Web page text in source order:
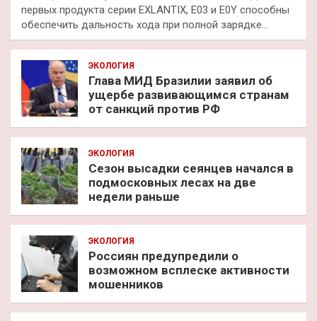
первых продукта серии EXLANTIX, E03 и E0Y способны
обеспечить дальность хода при полной зарядке…
ЭКОЛОГИЯ
Глава МИД Бразилии заявил об
ущербе развивающимся странам
от санкций против РФ
ЭКОЛОГИЯ
Сезон высадки сеянцев начался в
подмосковных лесах на две
недели раньше
ЭКОЛОГИЯ
Россиян предупредили о
возможном всплеске активности
мошенников